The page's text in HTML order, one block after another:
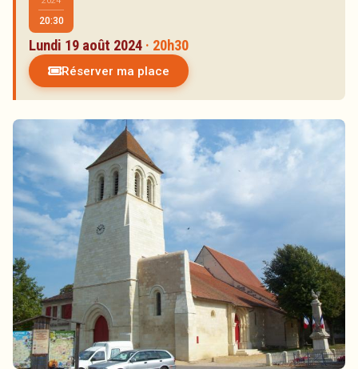
Artistes
Réservations
Partenaires
Inscription à la newsletter
20:30
Lundi 19 août 2024 · 20h30
Réserver ma place